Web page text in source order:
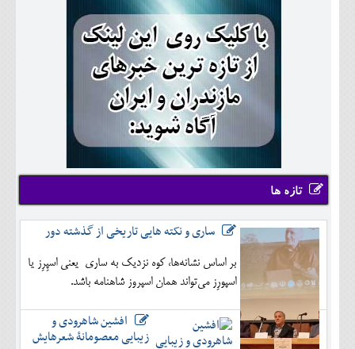
تازه ها
ساری و نکته هایی تاریخی از گذشته دور
بر اساس نشانه‌ها، کوه نزدیک به ساری یعنی اسپِرِز یا
اسپورِز می‌تواند همان اسپروز شاهنامه باشد.
افشین شاهرودی و
زیبایی معصومانۀ شعرهایش